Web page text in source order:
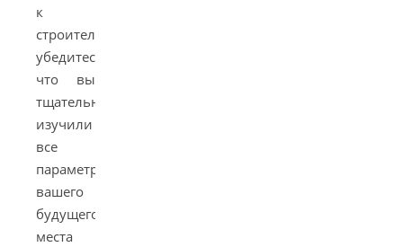
к
строительству,
убедитесь,
что вы
тщательно
изучили
все
параметры
вашего
будущего
места